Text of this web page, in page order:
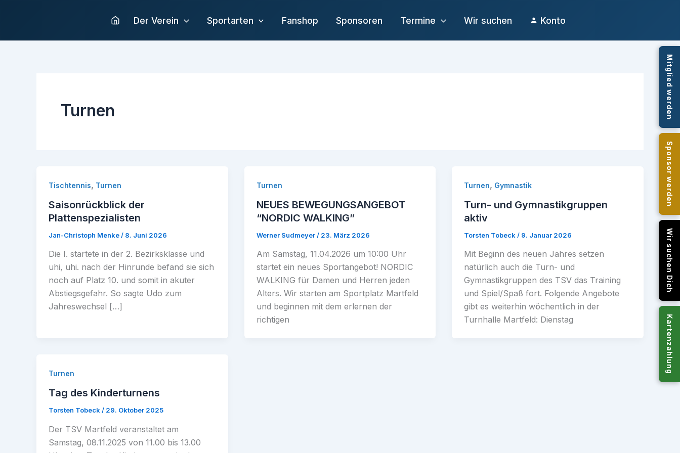
Der Verein Sportarten Fanshop Sponsoren Termine Wir suchen Konto
Turnen
Tischtennis, Turnen
Saisonrückblick der
Plattenspezialisten
Jan-Christoph Menke/ 8. Juni 2026
Die I. startete in der 2. Bezirksklasse und
uhi, uhi. nach der Hinrunde befand sie sich
noch auf Platz 10. und somit in akuter
Abstiegsgefahr. So sagte Udo zum
Jahreswechsel […]
Turnen
NEUES BEWEGUNGSANGEBOT
“NORDIC WALKING”
Werner Sudmeyer/ 23. März 2026
Am Samstag, 11.04.2026 um 10:00 Uhr
startet ein neues Sportangebot! NORDIC
WALKING für Damen und Herren jeden
Alters. Wir starten am Sportplatz Martfeld
und beginnen mit dem erlernen der
richtigen
Turnen, Gymnastik
Turn- und Gymnastikgruppen
aktiv
Torsten Tobeck/ 9. Januar 2026
Mit Beginn des neuen Jahres setzen
natürlich auch die Turn- und
Gymnastikgruppen des TSV das Training
und Spiel/Spaß fort. Folgende Angebote
gibt es weiterhin wöchentlich in der
Turnhalle Martfeld: Dienstag
Turnen
Tag des Kinderturnens
Torsten Tobeck / 29. Oktober 2025
Der TSV Martfeld veranstaltet am
Samstag, 08.11.2025 von 11.00 bis 13.00
Mitglied werden
Sponsor werden
Wir suchen Dich
Kartenzahlung